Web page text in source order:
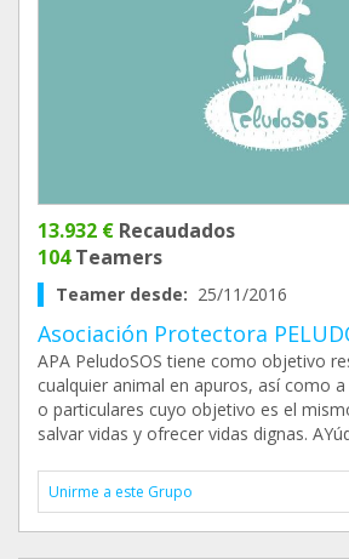
13.932 € Recaudados
104Teamers
Teamer desde: 25/11/2016
Asociación Protectora
APA PeludoSOS tiene como objetivo
cualquier animal en apuros, así como
o particulares cuyo objetivo es el
salvar vidas y ofrecer vidas dignas.
Unirme a este Grupo